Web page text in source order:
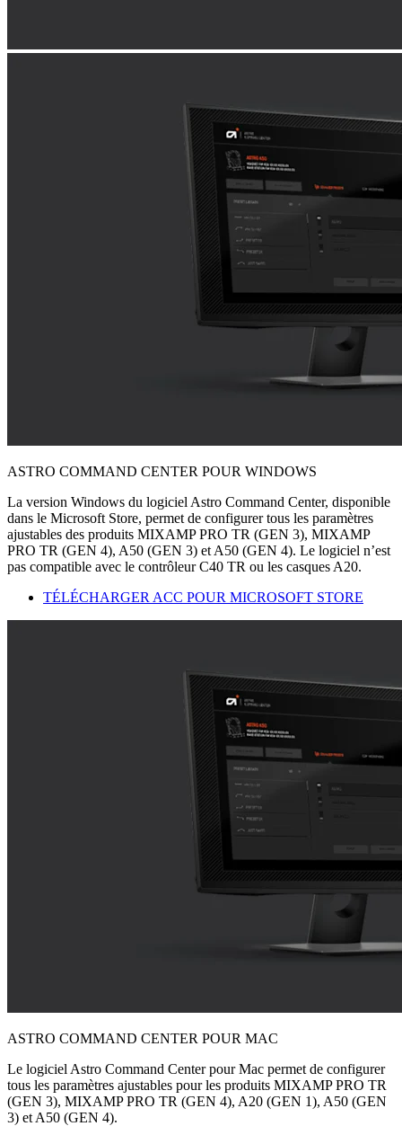
ASTRO COMMAND CENTER POUR WINDOWS
La version Windows du logiciel Astro Command Center, disponible
dans le Microsoft Store, permet de configurer tous les paramètres
ajustables des produits MIXAMP PRO TR (GEN 3), MIXAMP
PRO TR (GEN 4), A50 (GEN 3) et A50 (GEN 4). Le logiciel n’est
pas compatible avec le contrôleur C40 TR ou les casques A20.
TÉLÉCHARGER ACC POUR MICROSOFT STORE
ASTRO COMMAND CENTER POUR MAC
Le logiciel Astro Command Center pour Mac permet de configurer
tous les paramètres ajustables pour les produits MIXAMP PRO TR
(GEN 3), MIXAMP PRO TR (GEN 4), A20 (GEN 1), A50 (GEN
3) et A50 (GEN 4).